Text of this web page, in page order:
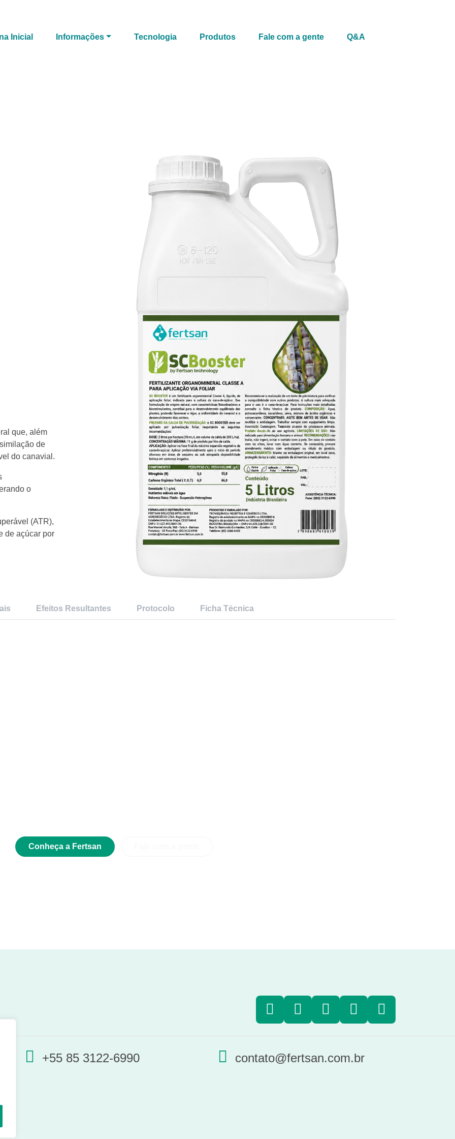
Inicial Informações Tecnologia Produtos Fale com a gente Q&A
que, além
de
do canavial.
o
(ATR),
de açúcar por
Efeitos Resultantes Protocolo Ficha Técnica
Conheça a Fertsan
Facebook
Instagram
YouTube
LinkedInWhatsApp
+55 85 3122-6990 contato@fertsan.com.br